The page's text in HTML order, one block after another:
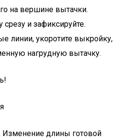
на вершине вытачки.
и зафиксируйте.
линии, укоротите выкройку,
нагрудную вытачку.